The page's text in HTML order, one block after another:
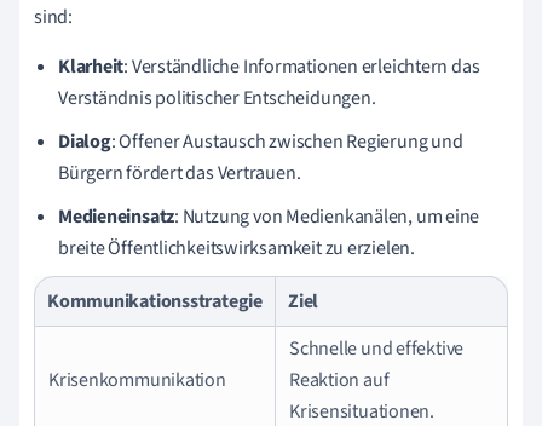
sind:
Klarheit: Verständliche Informationen erleichtern das
Verständnis politischer Entscheidungen.
Dialog: Offener Austausch zwischen Regierung und
Bürgern fördert das Vertrauen.
Medieneinsatz: Nutzung von Medienkanälen, um eine
breite Öffentlichkeitswirksamkeit zu erzielen.
Kommunikationsstrategie
Ziel
Krisenkommunikation
Schnelle und effektive
Reaktion auf
Krisensituationen.